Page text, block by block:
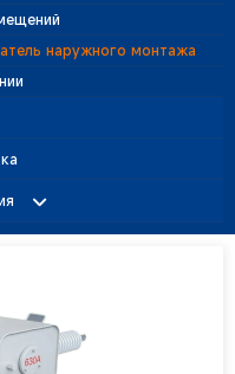
наружного монтажа